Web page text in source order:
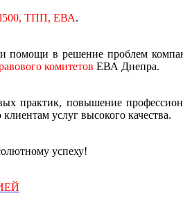
ТПП, ЕВА.
помощи в решение проблем
комитетов ЕВА Днепра.
практик, повышение
услуг высокого качества.
успеху!